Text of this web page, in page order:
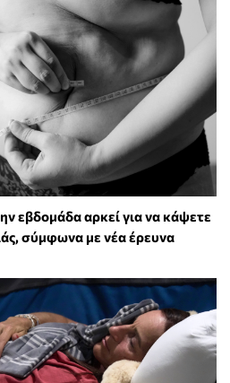
εβδομάδα αρκεί για να κάψετε
σύμφωνα με νέα έρευνα